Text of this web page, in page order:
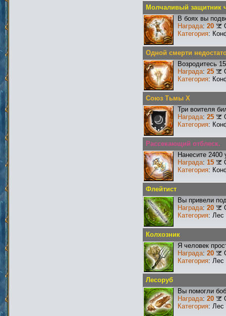
Молчаливый защитник
В боях вы
Награда: 20
Категория:
Одной смерти
Возродитесь
Награда: 25
Категория:
Союз Тьмы X
Три воителя
Награда: 25
Категория:
Рассекающий отблеск.
Нанесите 2400
Награда: 15
Категория:
Флейтист
Вы привели
Награда: 20
Категория: Лес
Колхозник
Я человек
Награда: 20
Категория: Лес
Лесоруб
Вы помогли
Награда: 20
Категория: Лес